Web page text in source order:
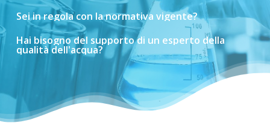
Seiinregola con lanormativa vigente?
Hai bisognodel supportodi un esperto della
qualitàdell'acqua?